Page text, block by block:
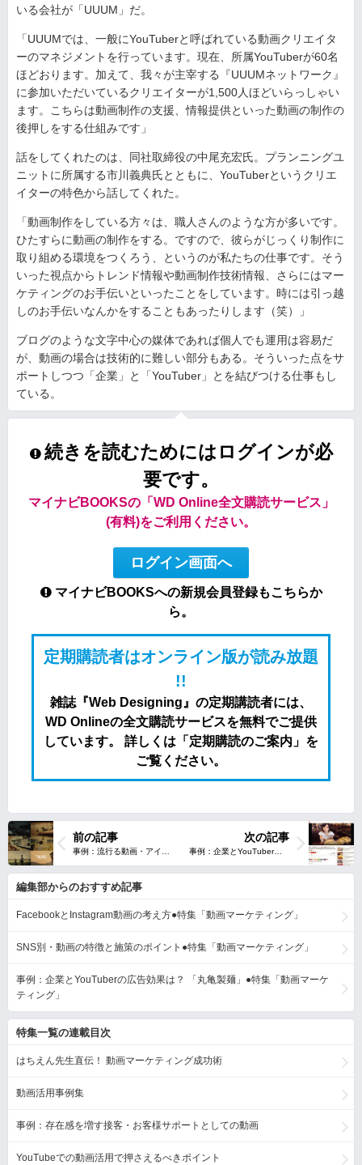
いる会社が「UUUM」だ。
「UUUMでは、一般にYouTuberと呼ばれている動画クリエイタ
ーのマネジメントを行っています。現在、所属YouTuberが60名
ほどおります。加えて、我々が主宰する『UUUMネットワーク』
に参加いただいているクリエイターが1,500人ほどいらっしゃい
ます。こちらは動画制作の支援、情報提供といった動画の制作の
後押しをする仕組みです」
話をしてくれたのは、同社取締役の中尾充宏氏。プランニングユ
ニットに所属する市川義典氏とともに、YouTuberというクリエ
イターの特色から話してくれた。
「動画制作をしている方々は、職人さんのような方が多いです。
ひたすらに動画の制作をする。ですので、彼らがじっくり制作に
取り組める環境をつくろう、というのが私たちの仕事です。そう
いった視点からトレンド情報や動画制作技術情報、さらにはマー
ケティングのお手伝いといったことをしています。時には引っ越
しのお手伝いなんかをすることもあったりします（笑）」
ブログのような文字中心の媒体であれば個人でも運用は容易だ
が、動画の場合は技術的に難しい部分もある。そういった点をサ
ポートしつつ「企業」と「YouTuber」とを結びつける仕事もし
ている。
続きを読むためにはログインが必
要です。
マイナビBOOKSの「WD Online全文購読サービス」
(有料)をご利用ください。
ログイン画面へ
マイナビBOOKSへの新規会員登録もこちらか
ら。
定期購読者はオンライン版が読み放題
!!
雑誌『Web Designing』の定期講読者には、
WD Onlineの全文購読サービスを無料でご提供
しています。 詳しくは「定期購読のご案内」を
ご覧ください。
次の記事
前の記事
編集部からのおすすめ記事
FacebookとInstagram動画の考え方●特集「動画マーケティング」
SNS別・動画の特徴と施策のポイント●特集「動画マーケティング」
事例：企業とYouTuberの広告効果は？ 「丸亀製麺」●特集「動画マーケ
ティング」
特集一覧の連載目次
はちえん先生直伝！ 動画マーケティング成功術
動画活用事例集
事例：存在感を増す接客・お客様サポートとしての動画
YouTubeでの動画活用で押さえるべきポイント